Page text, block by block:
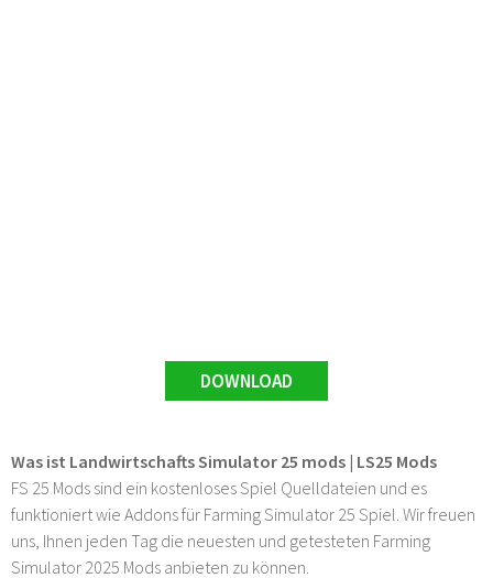
DOWNLOAD
Was ist Landwirtschafts Simulator 25 mods | LS25 Mods
FS 25 Mods sind ein kostenloses Spiel Quelldateien und es
funktioniert wie Addons für Farming Simulator 25 Spiel. Wir freuen
uns, Ihnen jeden Tag die neuesten und getesteten Farming
Simulator 2025 Mods anbieten zu können.